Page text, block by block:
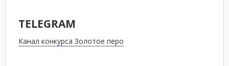
TELEGRAM
Канал конкурса Золотое перо